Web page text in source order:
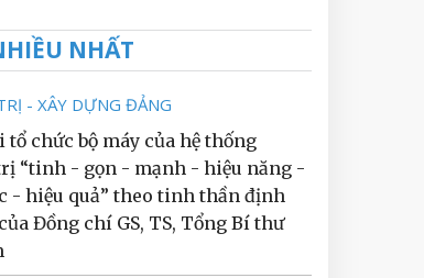
NHẤT
- XÂY DỰNG ĐẢNG
tổ chức bộ máy của hệ thống
“tinh - gọn - mạnh - hiệu năng -
- hiệu quả” theo tinh thần định
Đồng chí GS, TS, Tổng Bí thư